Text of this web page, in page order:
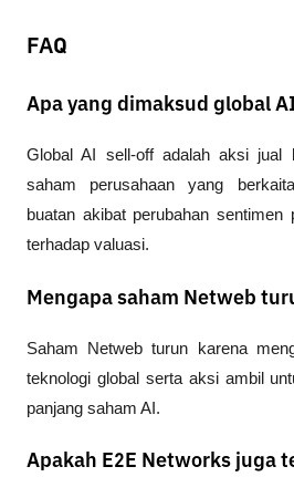
FAQ
Apa yang dimaksud global
Global AI sell-off adalah aksi jual
saham perusahaan yang
buatan akibat perubahan sentimen
terhadap valuasi.
Mengapa saham Netweb
Saham Netweb turun karena
teknologi global serta aksi ambil
panjang saham AI.
Apakah E2E Networks juga